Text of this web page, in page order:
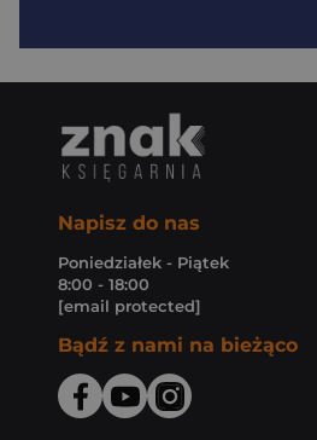
Napisz do nas
Poniedziałek - Piątek
8:00 - 18:00
[email protected]
Bądź z nami na bieżąco